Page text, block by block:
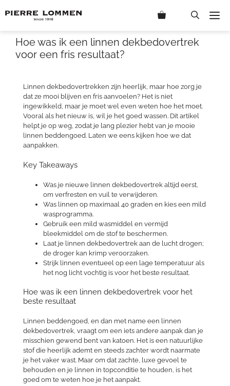
naar
Hoe was ik een linnen dekbedovertrek
voor een fris resultaat?
Linnen dekbedovertrekken zijn heerlijk, maar hoe zorg je
dat ze mooi blijven en fris aanvoelen? Het is niet
ingewikkeld, maar je moet wel even weten hoe het moet.
Vooral als het nieuw is, wil je het goed wassen. Dit artikel
helpt je op weg, zodat je lang plezier hebt van je mooie
linnen beddengoed. Laten we eens kijken hoe we dat
aanpakken.
Key Takeaways
Was je nieuwe linnen dekbedovertrek altijd eerst,
om verfresten en vuil te verwijderen.
Was linnen op maximaal 40 graden en kies een mild
wasprogramma.
Gebruik een mild wasmiddel en vermijd
bleekmiddel om de stof te beschermen.
Laat je linnen dekbedovertrek aan de lucht drogen;
de droger kan krimp veroorzaken.
Strijk linnen eventueel op een lage temperatuur als
het nog licht vochtig is voor het beste resultaat.
Hoe was ik een linnen dekbedovertrek voor het
beste resultaat
Linnen beddengoed, en dan met name een linnen
dekbedovertrek, vraagt om een iets andere aanpak dan je
misschien gewend bent van katoen. Het is een natuurlijke
stof die heerlijk ademt en steeds zachter wordt naarmate
je het vaker wast. Maar om dat zachte, luxe gevoel te
behouden en je linnen in topconditie te houden, is het
goed om te weten hoe je het aanpakt.